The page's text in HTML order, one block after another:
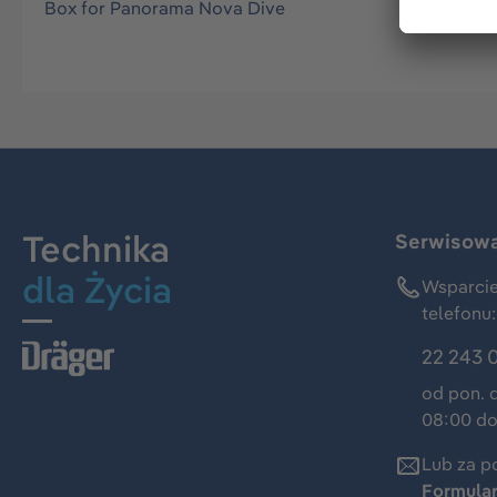
Box for Panorama Nova Dive
Technika
dla Życia
telefonu:
22 243
od pon.
08:00
Lub za